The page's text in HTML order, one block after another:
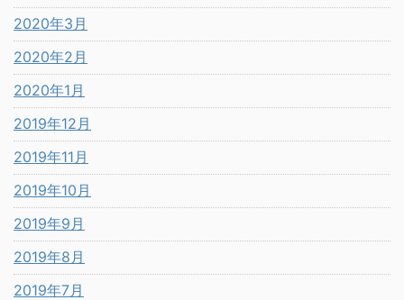
2020年3月
2020年2月
2020年1月
2019年12月
2019年11月
2019年10月
2019年9月
2019年8月
2019年7月